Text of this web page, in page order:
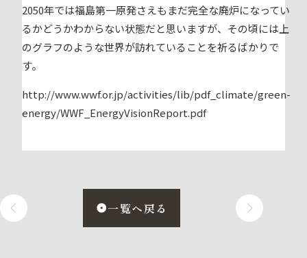
2050年では福島第一原発さえもまだ完全な廃炉になってい
るかどうかわからない状態だと思いますが、その頃には上
のグラフのような世界が訪れていることを祈るばかりで
す。
http://www.wwf.or.jp/activities/lib/pdf_climate/green-
energy/WWF_EnergyVisionReport.pdf
一覧へ戻る